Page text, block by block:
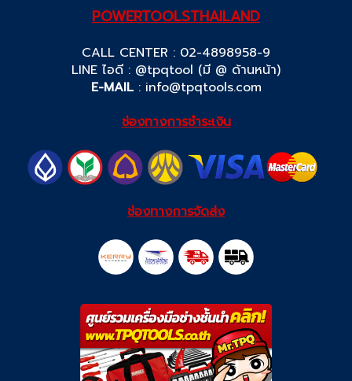
POWERTOOLSTHAILAND
CALL CENTER : 02-4898958-9
LINE ไอดี : @tpqtool (มี @ ด้านหน้า)
E-MAIL: info@tpqtools.com
ช่องทางการชำระเงิน
ช่องทางการจัดส่ง